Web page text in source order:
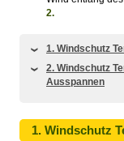
2.
1. Windschutz
2. Windschutz
Ausspannen
1. Windschutz